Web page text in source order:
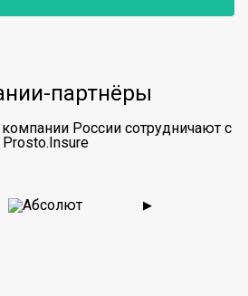
партнёры
России сотрудничают с
Prosto.Insure
▶